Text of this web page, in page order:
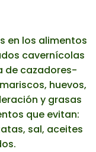
en los alimentos
​​cavernícolas
de cazadores-
huevos,
y grasas
que evitan:
sal, aceites